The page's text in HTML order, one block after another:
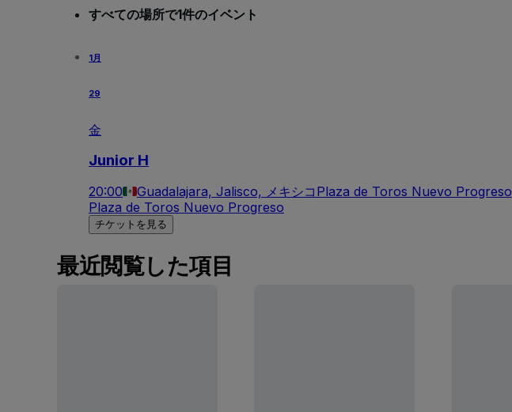
すべての場所で1件のイベント
1月
29
金
Junior H
20:00 Guadalajara, Jalisco, メキシコ Plaza de Toros Nuevo Progreso
Plaza de Toros Nuevo Progreso
チケットを見る
最近閲覧した項目